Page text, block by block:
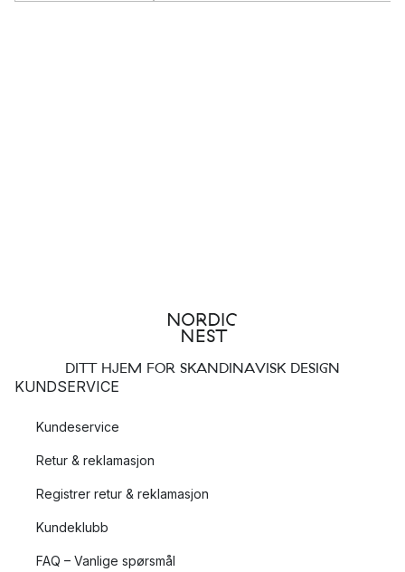
DITT HJEM FOR SKANDINAVISK DESIGN
KUNDSERVICE
Kundeservice
Retur & reklamasjon
Registrer retur & reklamasjon
Kundeklubb
FAQ – Vanlige spørsmål